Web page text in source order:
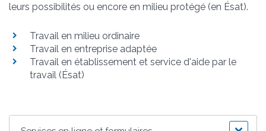
leurs possibilités ou encore en milieu protégé (en Ésat).
Travail en milieu ordinaire
Travail en entreprise adaptée
Travail en établissement et service d'aide par le
travail (Ésat)